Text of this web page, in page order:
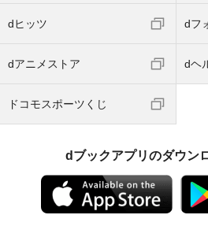
dヒッツ dフ
dアニメストア dヘ
ドコモスポーツくじ
dブックアプリのダウン